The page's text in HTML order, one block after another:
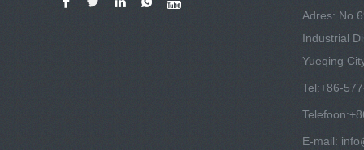
Adres:
Industrial
Yueqing
Tel:+86-
Telefoon:
E-mail: